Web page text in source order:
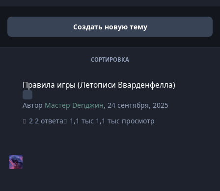
Создать новую тему
СОРТИРОВКА
Правила игры (Летописи Вварденфелла)
Автор Мастер Denджин,24 сентября, 2025
2 ответа
1,1 тыс просмотр